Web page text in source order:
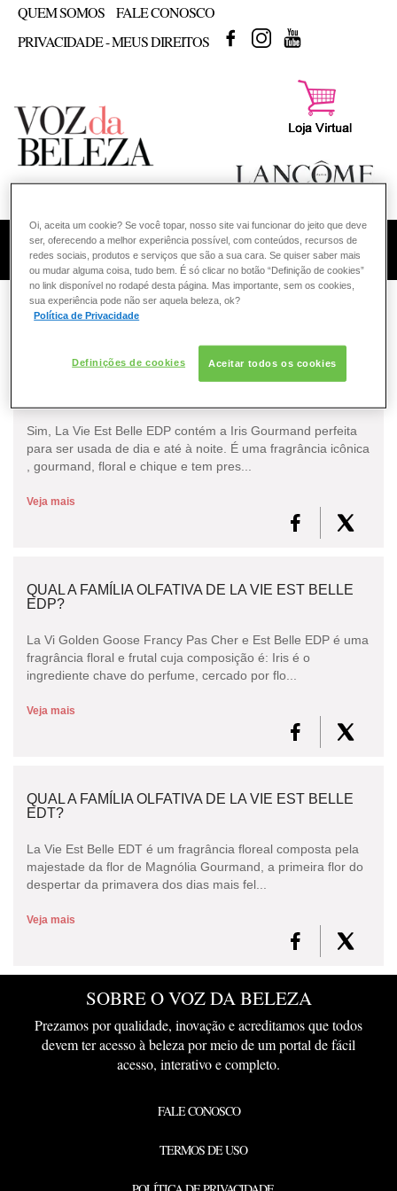
QUEM SOMOS
FALE CONOSCO
PRIVACIDADE - MEUS DIREITOS
FACEBOOKINSTAGRAM
COMO POSSO AJUDAR? DÚVIDAS SOBRE:
PELE
CONSULTORIA DE PRODUTOS LANCÔME
VOZ DA BELEZA LANCÔME
Busca para: la vie est belle
HÁ DIFERENÇA DE FRAGRÂNCIA ENTRE AS
Sim, La Vie Est Belle EDP contém a Iris Gourmand perfeita
para ser usada de dia e até à noite. É uma fragrância icônica
, gourmand, floral e chique e tem pres...
Veja mais
QUAL A FAMÍLIA OLFATIVA DE LA VIE EST BELLE
EDP?
La Vi Golden Goose Francy Pas Cher e Est Belle EDP é uma
fragrância floral e frutal cuja composição é: Iris é o
ingrediente chave do perfume, cercado por flo...
Veja mais
QUAL A FAMÍLIA OLFATIVA DE LA VIE EST BELLE
EDT?
La Vie Est Belle EDT é um fragrância floreal composta pela
majestade da flor de Magnólia Gourmand, a primeira flor do
despertar da primavera dos dias mais fel...
Veja mais
SOBRE O VOZ DA BELEZA
Prezamos por qualidade, inovação e acreditamos que todos
devem ter acesso à beleza por meio de um portal de fácil
acesso, interativo e completo.
FALE CONOSCO
TERMOS DE USO
Oi, aceita um cookie? Se você topar, nosso site vai funcionar do jeito que deve
ser, oferecendo a melhor experiência possível, com conteúdos, recursos de
redes sociais, produtos e serviços que são a sua cara. Se quiser saber mais
ou mudar alguma coisa, tudo bem. É só clicar no botão “Definição de cookies”
no link disponível no rodapé desta página. Mas importante, sem os cookies,
sua experiência pode não ser aquela beleza, ok?
Política de Privacidade
Definições de cookies Aceitar todos os cookies